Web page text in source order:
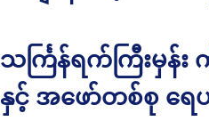
သင်္ကြန်ရက်ကြီးမှ
နှင့် အဖော်တစ်စု ရ